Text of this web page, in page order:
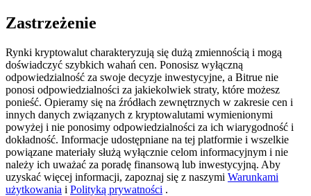
Register & Trade to Win 500,000 USDT
Precious Metals Trading Carnival
Trade Gold & Silver · 33,333 USDT Bonus
Zastrzeżenie
Rynki kryptowalut charakteryzują się dużą zmiennością i mogą
doświadczyć szybkich wahań cen. Ponosisz wyłączną
odpowiedzialność za swoje decyzje inwestycyjne, a Bitrue nie
ponosi odpowiedzialności za jakiekolwiek straty, które możesz
ponieść. Opieramy się na źródłach zewnętrznych w zakresie cen i
innych danych związanych z kryptowalutami wymienionymi
powyżej i nie ponosimy odpowiedzialności za ich wiarygodność i
dokładność. Informacje udostępniane na tej platformie i wszelkie
powiązane materiały służą wyłącznie celom informacyjnym i nie
należy ich uważać za poradę finansową lub inwestycyjną. Aby
uzyskać więcej informacji, zapoznaj się z naszymi Warunkami
użytkowania i Polityką prywatności .